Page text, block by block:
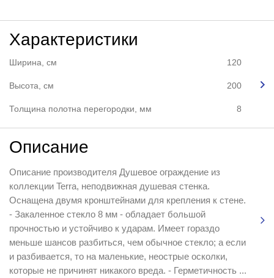
Характеристики
Ширина, см 120
Высота, см 200
Толщина полотна перегородки, мм 8
Описание
Описание производителя Душевое ограждение из
коллекции Terra, неподвижная душевая стенка.
Оснащена двумя кронштейнами для крепления к стене.
- Закаленное стекло 8 мм - обладает большой
прочностью и устойчиво к ударам. Имеет гораздо
меньше шансов разбиться, чем обычное стекло; а если
и разбивается, то на маленькие, неострые осколки,
которые не причинят никакого вреда. - Герметичность ...